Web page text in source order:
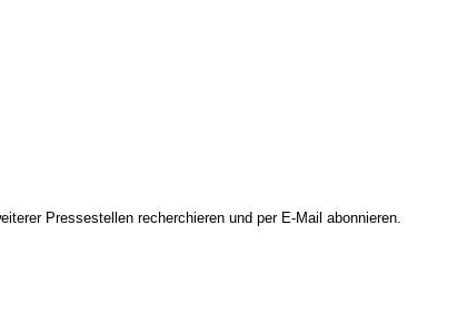
Pressestellen recherchieren und per E-Mail abonnieren.